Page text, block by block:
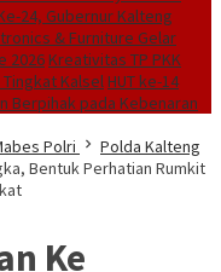
24, Gubernur Kalteng
& Furniture Gelar
2026Kreativitas TP PKK
Tingkat KalselHUT ke-14
Berpihak pada Kebenaran
Polri
Polda Kalteng
Bentuk Perhatian Rumkit
Ke